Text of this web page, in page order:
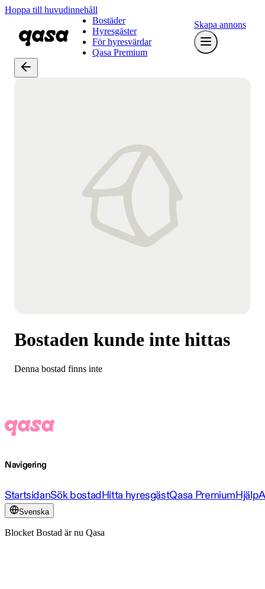
Hoppa till huvudinnehåll
Bostäder
Hyresgäster
För hyresvärdar
Qasa Premium
Skapa annons
Bostaden kunde inte hittas
Denna bostad finns inte
Navigering
StartsidanSök bostadHitta hyresgästQasa PremiumHjälp
Svenska
Blocket Bostad är nu Qasa